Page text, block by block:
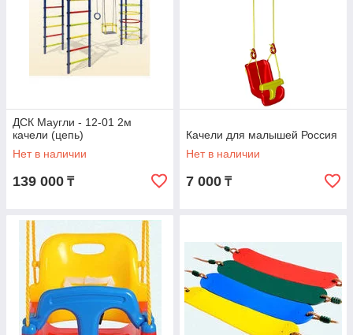
ДСК Маугли - 12-01 2м
качели (цепь)
Нет в наличии
139 000 ₸
Качели для малышей Россия
Нет в наличии
7 000 ₸